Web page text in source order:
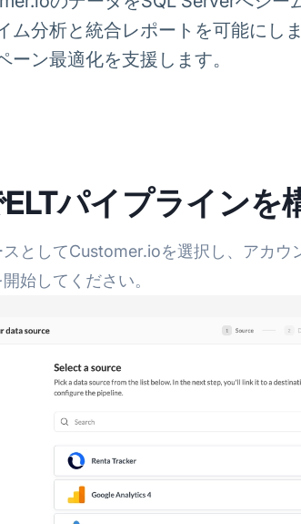
ム分析と統合レポートを可能にし
ン最適化を支援します。
パイプラインを
としてCustomer.ioを選択し、アカウ
始してください。